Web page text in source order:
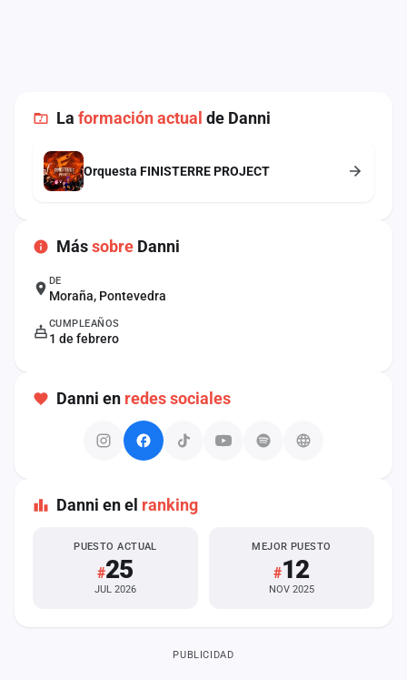
La formación actual de Danni
Orquesta FINISTERRE PROJECT
Mássobre Danni
DE
Moraña, Pontevedra
CUMPLEAÑOS
1 de febrero
Danni en redes sociales
Danni en el ranking
PUESTO ACTUAL
#25
JUL 2026
MEJOR PUESTO
#12
NOV 2025
PUBLICIDAD